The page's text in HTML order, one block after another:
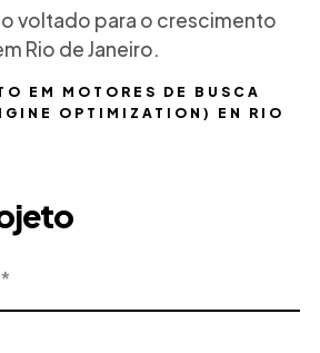
EM MOTORES DE BUSCA
OPTIMIZATION) EN RIO
voltado para o crescimento
Rio de Janeiro.